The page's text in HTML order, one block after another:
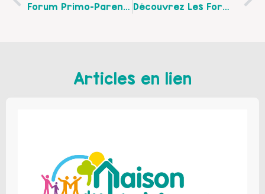
Forum Primo-Parent, Le Mercredi 20 Mai 2015 De 17 H À 20 H Au Centre Ressources Parentalité De Carvin Découvrez Les Formations Proposées Par Le Comité Régional D’Education Et De Promotion De La Santé Du Nord-Pas-De-Calais (COREPS)
Articles en lien